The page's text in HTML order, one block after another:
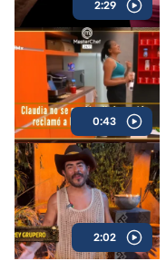
2:29
0:43
2:02